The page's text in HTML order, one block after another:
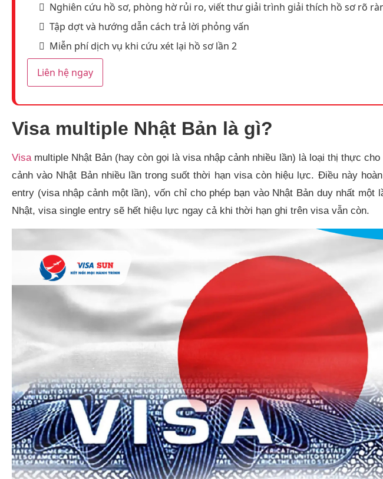
Nghiên cứu hồ sơ, phòng hờ rủi ro, viết thư giải trình giải thích hồ sơ rõ
Tập dợt và hướng dẫn cách trả lời phỏng vấn
Miễn phí dịch vụ khi cứu xét lại hồ sơ lần 2
Liên hệ ngay
Visa multiple Nhật Bản là gì?
Visamultiple Nhật Bản (hay còn gọi là visa nhập cảnh nhiều lần) là loại thị thực
cảnh vào Nhật Bản nhiều lần trong suốt thời hạn visa còn hiệu lực. Điều này
entry (visa nhập cảnh một lần), vốn chỉ cho phép bạn vào Nhật Bản duy nhất một
Nhật, visa single entry sẽ hết hiệu lực ngay cả khi thời hạn ghi trên visa vẫn còn.